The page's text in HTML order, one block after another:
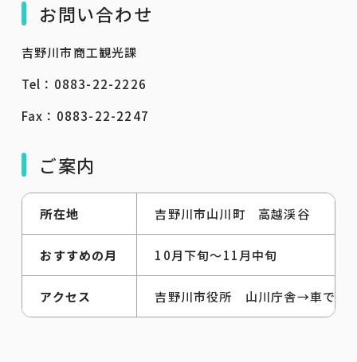
お問い合わせ
吉野川市商工観光課
Tel：0883-22-2226
Fax：0883-22-2247
ご案内
所在地 吉野川市山川町 高越渓谷
おすすめの月 10月下旬～11月中旬
アクセス 吉野川市役所 山川庁舎→車で30